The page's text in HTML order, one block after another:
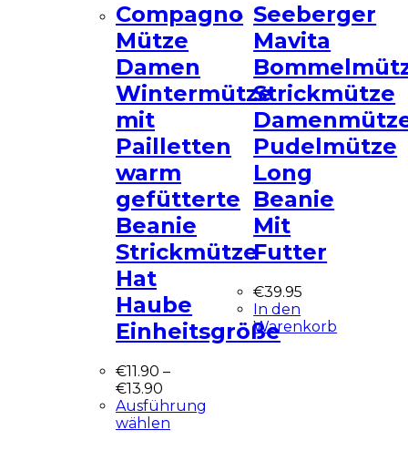
Compagno
Mütze
Damen
Wintermütze
mit
Pailletten
warm
gefütterte
Beanie
Strickmütze
Hat
Haube
Einheitsgröße
€11.90 –
€13.90
Ausführung
wählen
Seeberger
Mavita
Strickmütze
Pudelmütze
Long
Beanie
Mit
Futter
€39.95
In den
Warenkorb